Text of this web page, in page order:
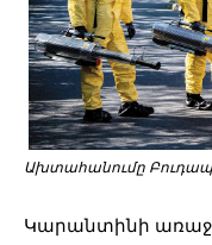
Ախտահանումը
Կարանտինի